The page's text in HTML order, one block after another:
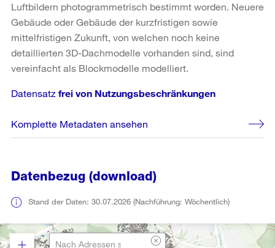
Luftbildern photogrammetrisch bestimmt worden. Neuere
Gebäude oder Gebäude der kurzfristigen sowie
mittelfristigen Zukunft, von welchen noch keine
detaillierten 3D-Dachmodelle vorhanden sind, sind
vereinfacht als Blockmodelle modelliert.
Datensatz frei von Nutzungsbeschränkungen
Komplette Metadaten ansehen
Datenbezug (download)
Stand der Daten: 30.07.2026 (Nachführung: Wöchentlich)